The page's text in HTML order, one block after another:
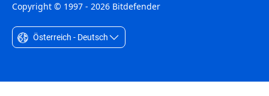
Copyright © 1997 - 2026 Bitdefender
Österreich - Deutsch